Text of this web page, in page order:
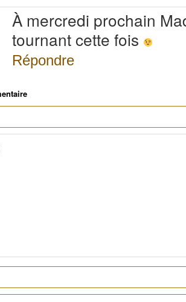
À mercredi prochain
tournant cette fois
Répondre